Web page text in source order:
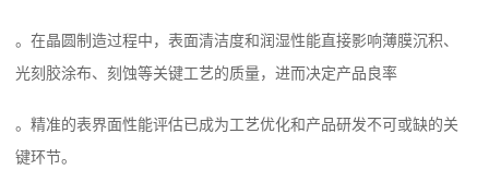
。在晶圆制造过程中，表面清洁度和润湿性能直接影响薄膜沉积、
光刻胶涂布、刻蚀等关键工艺的质量，进而决定产品良率
。精准的表界面性能评估已成为工艺优化和产品研发不可或缺的关
键环节。